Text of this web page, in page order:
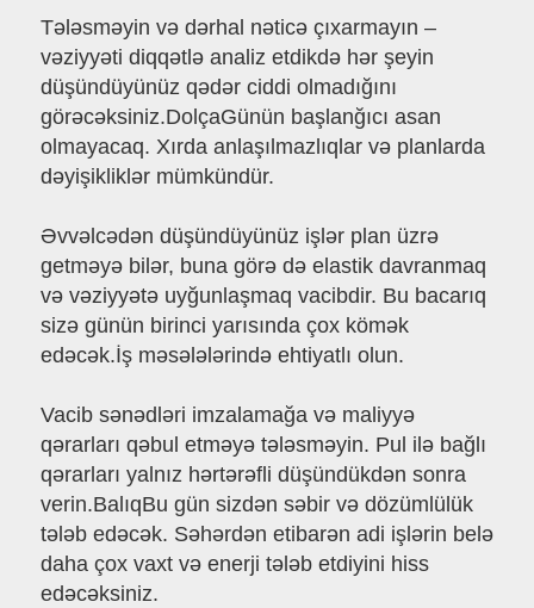
Tələsməyin və dərhal nəticə çıxarmayın –
vəziyyəti diqqətlə analiz etdikdə hər şeyin
düşündüyünüz qədər ciddi olmadığını
görəcəksiniz.DolçaGünün başlanğıcı asan
olmayacaq. Xırda anlaşılmazlıqlar və planlarda
dəyişikliklər mümkündür.
Əvvəlcədən düşündüyünüz işlər plan üzrə
getməyə bilər, buna görə də elastik davranmaq
və vəziyyətə uyğunlaşmaq vacibdir. Bu bacarıq
sizə günün birinci yarısında çox kömək
edəcək.İş məsələlərində ehtiyatlı olun.
Vacib sənədləri imzalamağa və maliyyə
qərarları qəbul etməyə tələsməyin. Pul ilə bağlı
qərarları yalnız hərtərəfli düşündükdən sonra
verin.BalıqBu gün sizdən səbir və dözümlülük
tələb edəcək. Səhərdən etibarən adi işlərin belə
daha çox vaxt və enerji tələb etdiyini hiss
edəcəksiniz.